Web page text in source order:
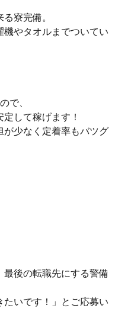
寮完備。
機やタオルまでついてい
で、
して稼げます！
が少なく定着率もバツグ
最後の転職先にする警備
たいです！」とご応募い